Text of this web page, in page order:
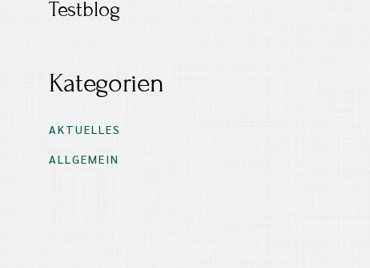
Testblog
Kategorien
AKTUELLES
ALLGEMEIN